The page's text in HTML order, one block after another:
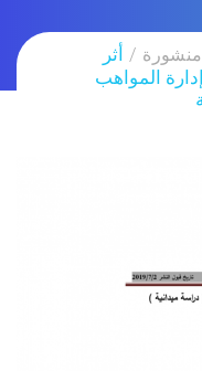
أثر
المواهب